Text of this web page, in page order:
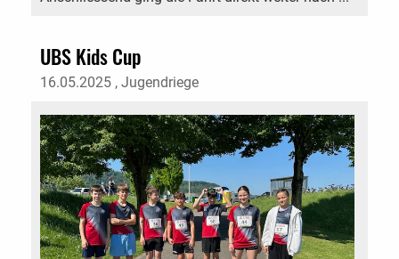
UBS Kids Cup
16.05.2025 , Jugendriege